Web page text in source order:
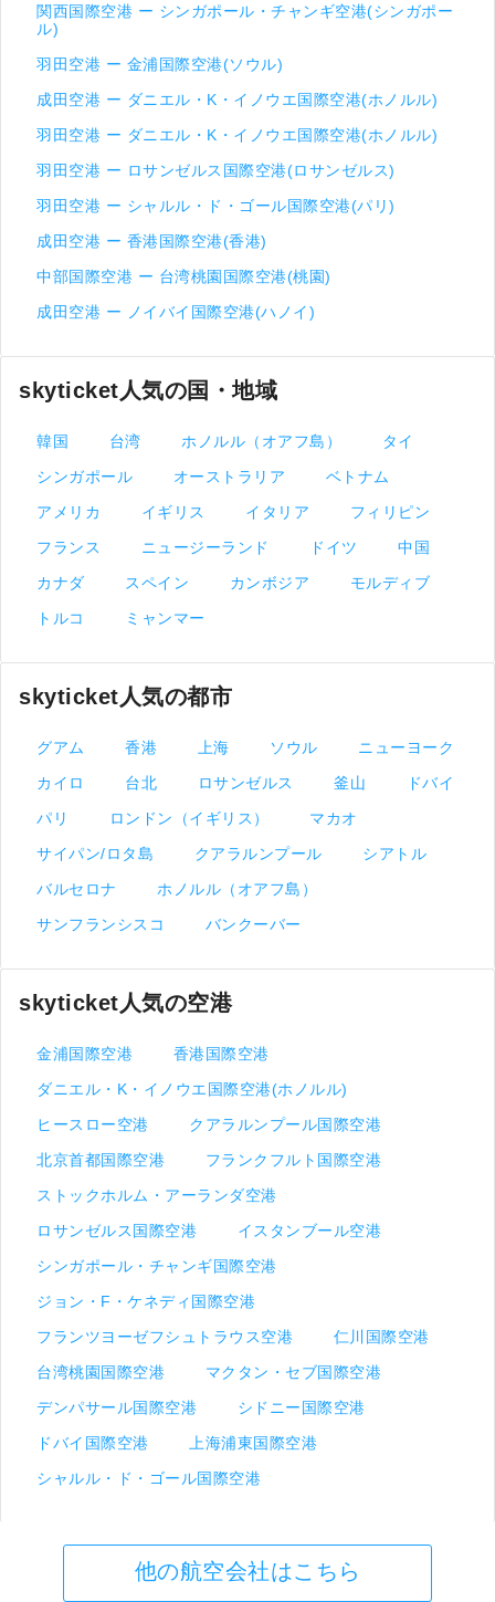
関西国際空港 ー シンガポール・チャンギ空港(シンガポー
ル)
羽田空港 ー 金浦国際空港(ソウル)
成田空港 ー ダニエル・K・イノウエ国際空港(ホノルル)
羽田空港 ー ダニエル・K・イノウエ国際空港(ホノルル)
羽田空港 ー ロサンゼルス国際空港(ロサンゼルス)
羽田空港 ー シャルル・ド・ゴール国際空港(パリ)
成田空港 ー 香港国際空港(香港)
中部国際空港 ー 台湾桃園国際空港(桃園)
成田空港 ー ノイバイ国際空港(ハノイ)
skyticket人気の国・地域
韓国 台湾 ホノルル（オアフ島）
タイ
シンガポール
オーストラリア
ベトナム
アメリカ
イギリス イタリア
フィリピン
フランス
ニュージーランド ドイツ
中国
カナダ
スペイン カンボジア
モルディブ
トルコ
ミャンマー
skyticket人気の都市
グアム 香港 上海 ソウル
ニューヨーク
カイロ
台北 ロサンゼルス 釜山
ドバイ
パリ
ロンドン（イギリス）
マカオ
サイパン/ロタ島
クアラルンプール
シアトル
バルセロナ
ホノルル（オアフ島）
サンフランシスコ
バンクーバー
skyticket人気の空港
金浦国際空港
香港国際空港
ダニエル・K・イノウエ国際空港(ホノルル)
ヒースロー空港
クアラルンプール国際空港
北京首都国際空港
フランクフルト国際空港
ストックホルム・アーランダ空港
ロサンゼルス国際空港
イスタンブール空港
シンガポール・チャンギ国際空港
ジョン・F・ケネディ国際空港
フランツヨーゼフシュトラウス空港
仁川国際空港
台湾桃園国際空港
マクタン・セブ国際空港
デンパサール国際空港
シドニー国際空港
ドバイ国際空港
上海浦東国際空港
シャルル・ド・ゴール国際空港
他の航空会社はこちら